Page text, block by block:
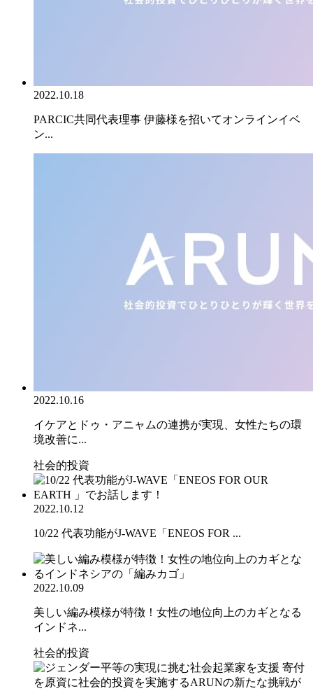
2022.10.18
PARCIC共同代表理事 伊藤様を招いてオンラインイベ
ン...
2022.10.16
イケアとドゥ・アニャムの連携が実現、女性たちの環
境改善に...
社会的投資
2022.10.12
10/22 代表功能がJ-WAVE「ENEOS FOR ...
2022.10.09
美しい編み模様が特徴！女性の地位向上のカギとなる
インドネ...
社会的投資